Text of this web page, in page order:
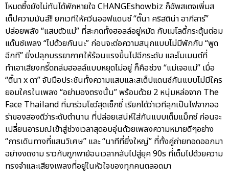
โหมดซึ้งยังไม่ทันได้พักหายใจ CHANGEshowbiz ก็อัพสเตจเพิ่มส
เต็ปความมันส์!! ยกเวทีให้ควีนออฟแดนซ์ “ติ๊นา คริสติน่า อากีลาร์”
ปล่อยพลัง “แสบตัวแม่” ที่สะกดทั้งฮอลล์อยู่หมัด กับเมโลดี้กระตุ้นต่อม
แด๊นซ์เพลง “ไปด้วยกันนะ” ก่อนจะต่อความสนุกแบบไม่มีพักกับ “พูด
อีกที” ยิ่งปลุกบรรยากาศให้ร้อนแรงขึ้นไปอีกระดับ และโมเมนต์ที่
ทำเอาเสียงกรี๊ดถล่มฮอลล์แบบหยุดไม่อยู่ ก็คือช่วง “แม่เจอแม่” เมื่อ
“ติ๊นา x ดา” จับมือประชันทั้งความแสบและสเต็ปแดนซ์กันแบบไม่มีใคร
ยอมใครในเพลง “อย่ามองตรงนั้น” พร้อมด้วย 2 หนุ่มหล่อจาก The
Face Thailand ที่มาร่วมโชว์สุดเซ็กซี่ เรียกได้ว่าเวทีลุกเป็นไฟจากออ
ร่าของสองดีว่าระดับตำนาน ที่ปล่อยเสน่ห์ใส่กันแบบเต็มแม็กซ์ ก่อนจะ
เปลี่ยนอารมณ์เข้าสู่ช่วงเวลาสุดอบอุ่นด้วยเพลงความหมายดีๆอย่าง
“การเดินทางที่แสนวิเศษ” และ “นาทีที่ยิ่งใหญ่” ที่ทั้งคู่ถ่ายทอดออกมา
อย่างงดงาม ราวกับถูกพาย้อนเวลากลับไปสู่ยุค 90s ที่เต็มไปด้วยความ
ทรงจำและเสียงเพลงที่อยู่ในหัวใจของทุกคนตลอดมา